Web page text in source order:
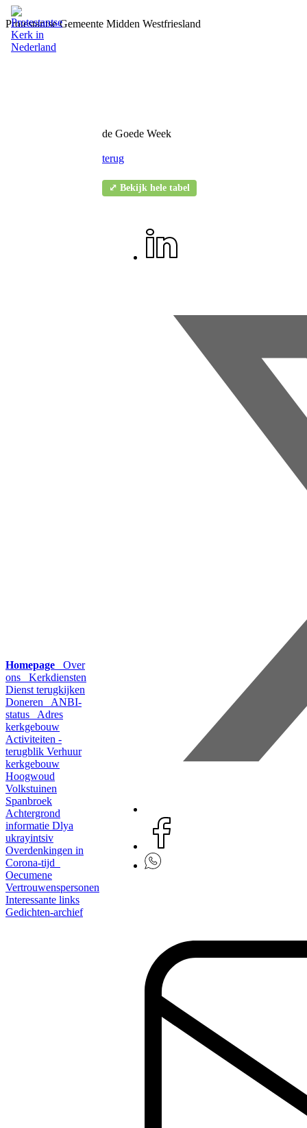
Protestantse Gemeente Midden Westfriesland
Homepage
Over
ons
Kerkdiensten
Dienst terugkijken
Doneren
ANBI-
status
Adres
kerkgebouw
Activiteiten -
terugblik Verhuur
kerkgebouw
Hoogwoud
Volkstuinen
Spanbroek
Achtergrond
informatie Dlya
ukrayintsiv
Overdenkingen in
Corona-tijd
Oecumene
Vertrouwenspersonen
Interessante links
Gedichten-archief
de Goede Week
terug
⤢ Bekijk hele tabel